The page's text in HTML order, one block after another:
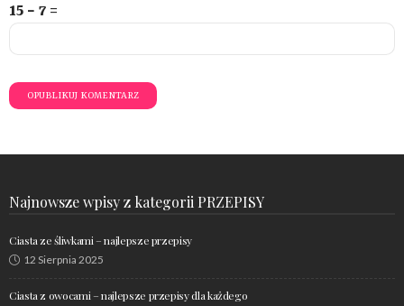
15 − 7 =
Najnowsze wpisy z kategorii PRZEPISY
Ciasta ze śliwkami – najlepsze przepisy
12 Sierpnia 2025
Ciasta z owocami – najlepsze przepisy dla każdego